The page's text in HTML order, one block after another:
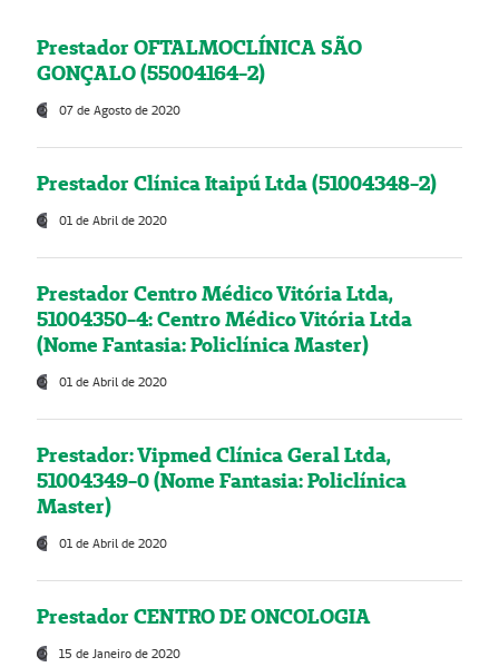
Prestador OFTALMOCLÍNICA SÃO
GONÇALO (55004164-2)
07 de Agosto de 2020
Prestador Clínica Itaipú Ltda (51004348-2)
01 de Abril de 2020
Prestador Centro Médico Vitória Ltda,
51004350-4: Centro Médico Vitória Ltda
(Nome Fantasia: Policlínica Master)
01 de Abril de 2020
Prestador: Vipmed Clínica Geral Ltda,
51004349-0 (Nome Fantasia: Policlínica
Master)
01 de Abril de 2020
Prestador CENTRO DE ONCOLOGIA
15 de Janeiro de 2020